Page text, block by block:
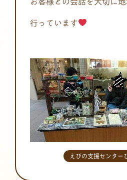
行っています
えびの支援センター